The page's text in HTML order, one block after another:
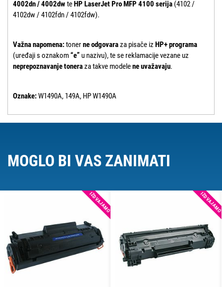
4002dn / 4002dwteHP LaserJet Pro MFP 4100 serija (4102 /
4102dw / 4102fdn / 4102fdw).
Važna napomena:tonerne odgovaraza pisače iz HP+ programa
(uređaji s oznakom“e” u nazivu), te se reklamacije vezane uz
neprepoznavanje toneraza takve modelene uvažavaju.
Oznake:W1490A, 149A, HP W1490A
MOGLO BI VAS ZANIMATI
IZDVAJAMO